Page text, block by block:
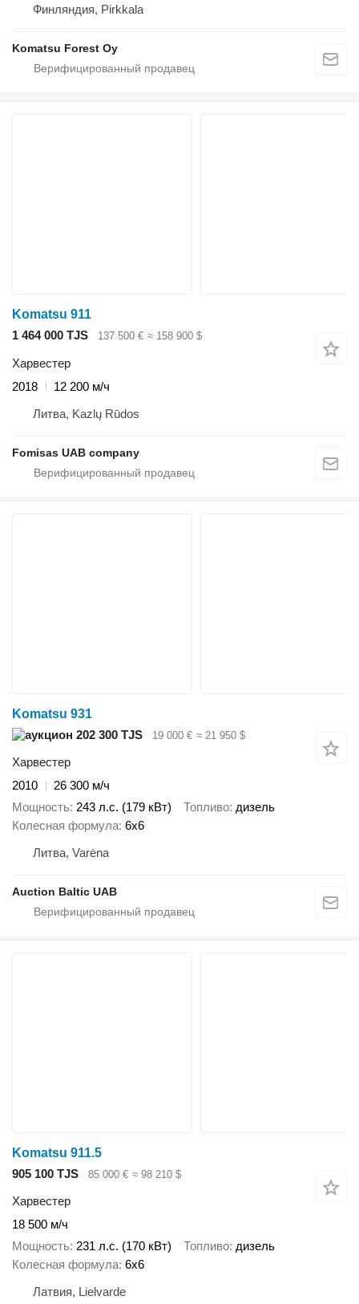
Финляндия, Pirkkala
Komatsu Forest Oy
Komatsu 911
1 464 000 TJS
137 500 € ≈ 158 900 $
Харвестер
2018
12 200 м/ч
Литва, Kazlų Rūdos
Fomisas UAB company
Komatsu 931
202 300 TJS
19 000 € ≈ 21 950 $
Харвестер
2010
26 300 м/ч
Мощность 243 л.с. (179 кВт) Топливо дизель
Колесная формула 6x6
Литва, Varėna
Auction Baltic UAB
Komatsu 911.5
905 100 TJS
85 000 € ≈ 98 210 $
Харвестер
18 500 м/ч
Мощность 231 л.с. (170 кВт) Топливо дизель
Колесная формула 6x6
Латвия, Lielvarde